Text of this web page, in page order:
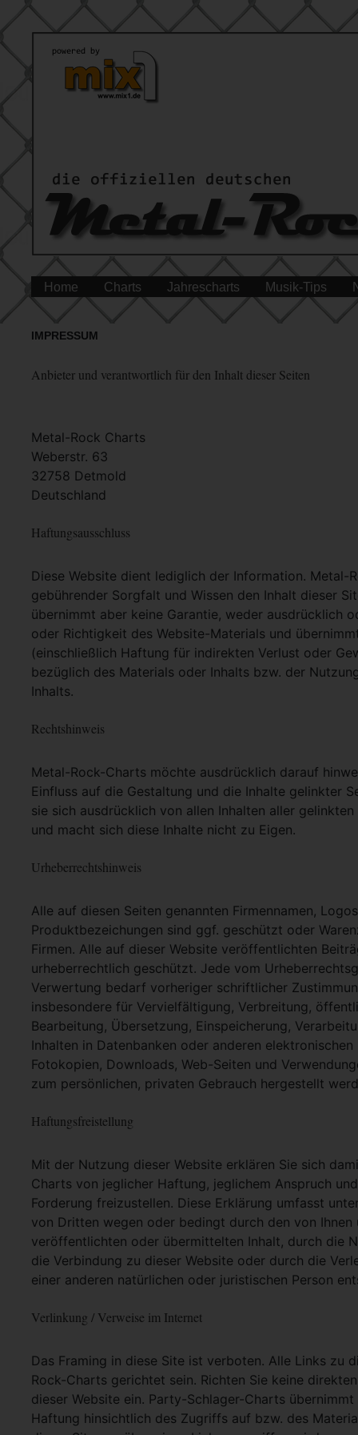
Home Charts Jahrescharts Musik-Tips
IMPRESSUM
Anbieter und verantwortlich für den Inhalt dieser Seiten
Metal-Rock Charts
Weberstr. 63
32758 Detmold
Deutschland
Haftungsausschluss
Diese Website dient lediglich der Information. Metal-
gebührender Sorgfalt und Wissen den Inhalt dieser
übernimmt aber keine Garantie, weder ausdrücklich
oder Richtigkeit des Website-Materials und
(einschließlich Haftung für indirekten Verlust oder
bezüglich des Materials oder Inhalts bzw. der
Inhalts.
Rechtshinweis
Metal-Rock-Charts möchte ausdrücklich darauf
Einfluss auf die Gestaltung und die Inhalte gelinkter
sie sich ausdrücklich von allen Inhalten aller
und macht sich diese Inhalte nicht zu Eigen.
Urheberrechtshinweis
Alle auf diesen Seiten genannten Firmennamen,
Produktbezeichungen sind ggf. geschützt oder
Firmen. Alle auf dieser Website veröffentlichten
urheberrechtlich geschützt. Jede vom
Verwertung bedarf vorheriger schriftlicher
insbesondere für Vervielfältigung, Verbreitung,
Bearbeitung, Übersetzung, Einspeicherung,
Inhalten in Datenbanken oder anderen
Fotokopien, Downloads, Web-Seiten und
zum persönlichen, privaten Gebrauch hergestellt
Haftungsfreistellung
Mit der Nutzung dieser Website erklären Sie sich
Charts von jeglicher Haftung, jeglichem Anspruch
Forderung freizustellen. Diese Erklärung umfasst
von Dritten wegen oder bedingt durch den von Ihnen
veröffentlichten oder übermittelten Inhalt, durch die
die Verbindung zu dieser Website oder durch die
einer anderen natürlichen oder juristischen Person
Verlinkung / Verweise im Internet
Das Framing in diese Site ist verboten. Alle Links zu
Rock-Charts gerichtet sein. Richten Sie keine
dieser Website ein. Party-Schlager-Charts
Haftung hinsichtlich des Zugriffs auf bzw. des